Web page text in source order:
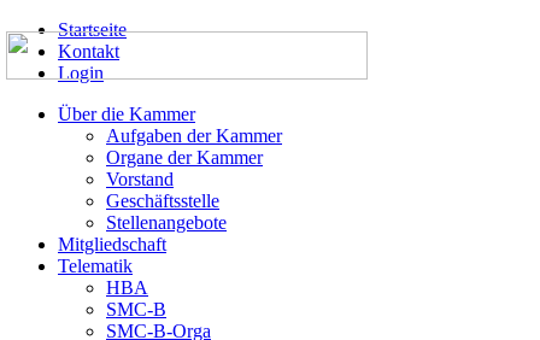
Startseite
Kontakt
Login
Über die Kammer
Aufgaben der Kammer
Organe der Kammer
Vorstand
Geschäftsstelle
Stellenangebote
Mitgliedschaft
Telematik
HBA
SMC-B
SMC-B-Orga